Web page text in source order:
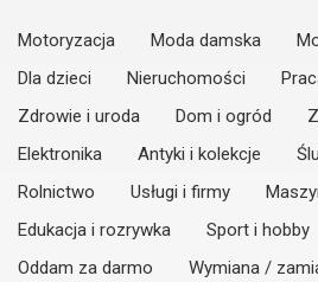
Motoryzacja Moda damska
Dla dzieci
Nieruchomości
Zdrowie i uroda
Dom i ogród
Elektronika
Antyki i kolekcje
Rolnictwo
Usługi i firmy
Edukacja i rozrywka
Sport i hobby
Oddam za darmo
Wymiana /